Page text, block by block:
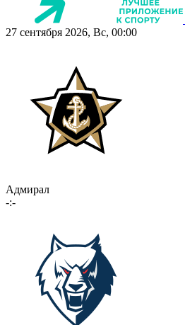
27 сентября 2026, Вс, 00:00
Адмирал
-:-